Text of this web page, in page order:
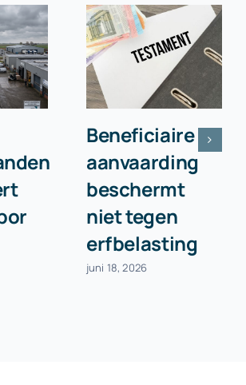
Beneficiaire
aanvaarding
beschermt
niet tegen
erfbelasting
juni 18, 2026